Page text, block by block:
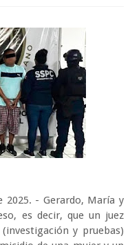
2025. - Gerardo, María y
es decir, que un juez
y pruebas)